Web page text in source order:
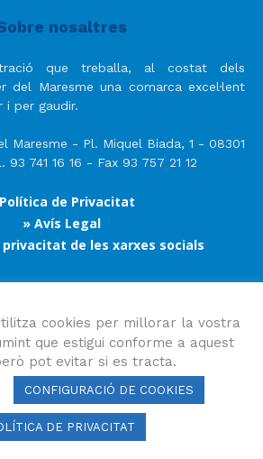
nosaltres
que treballa, al costat dels
del Maresme una comarca excel·lent
i per gaudir.
Maresme - Pl. Miquel Biada, 1 - 08301
93 741 16 16 - Fax 93 757 21 12
de Privacitat
» Avís Legal
de les xarxes socials
Segueix-nos
Maresme 2023 Copyright © Tots els drets
cookies per millorar la vostra
que estigui conforme a aquest
pot evitar si es tracta.
CONFIGURACIÓ DE COOKIES
DE PRIVACITAT